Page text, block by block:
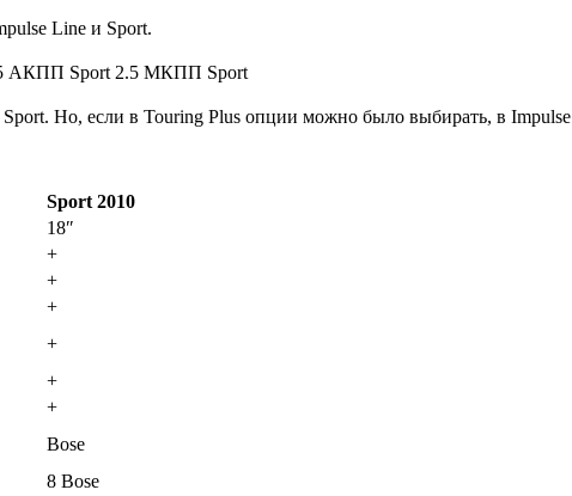
Line и Sport.
АКПП Sport 2.5 МКПП Sport
Но, если в Touring Plus опции можно было выбирать, в
Sport 2010
18″
+
+
+
+
+
+
Bose
8 Bose